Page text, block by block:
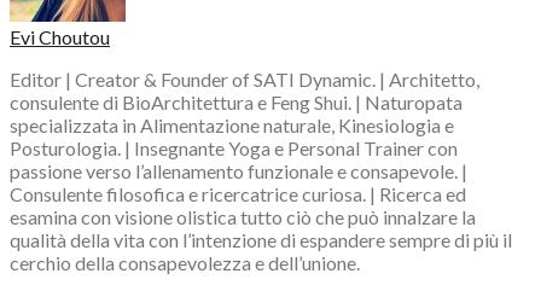
Evi Choutou
Editor | Creator & Founder of SATI Dynamic. | Architetto,
consulente di BioArchitettura e Feng Shui. | Naturopata
specializzata in Alimentazione naturale, Kinesiologia e
Posturologia. | Insegnante Yoga e Personal Trainer con
passione verso l’allenamento funzionale e consapevole. |
Consulente filosofica e ricercatrice curiosa. | Ricerca ed
esamina con visione olistica tutto ciò che può innalzare la
qualità della vita con l’intenzione di espandere sempre di più il
cerchio della consapevolezza e dell’unione.